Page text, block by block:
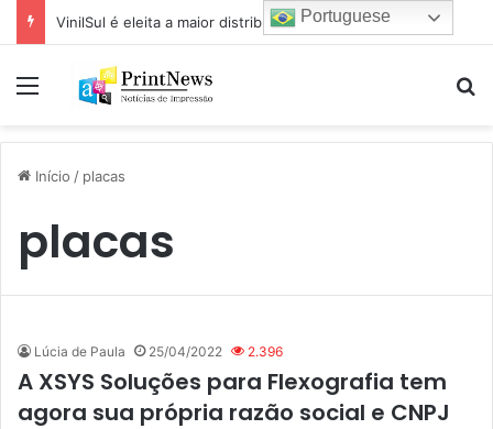
Menu
Início / placas
placas
Lúcia de Paula 25/04/2022 2.396
A XSYS Soluções para Flexografia tem
agora sua própria razão social e CNPJ
Portuguese